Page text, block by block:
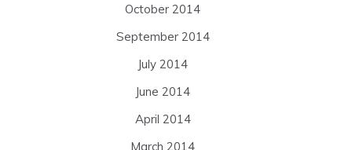
October 2014
September 2014
July 2014
June 2014
April 2014
March 2014